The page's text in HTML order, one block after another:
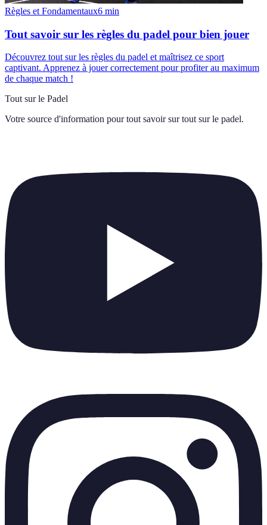
Règles et Fondamentaux6 min
Tout savoir sur les règles du padel pour bien jouer
Découvrez tout sur les règles du padel et maîtrisez ce sport
captivant. Apprenez à jouer correctement pour profiter au maximum
de chaque match !
Tout sur le Padel
Votre source d'information pour tout savoir sur tout sur le padel.